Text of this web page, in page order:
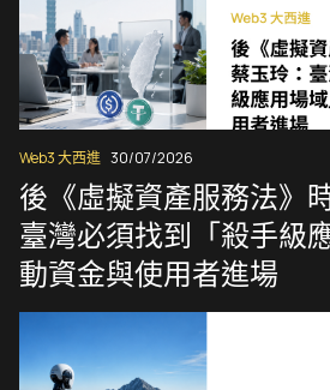
Web3 大西進 30/07/2026
後《虛擬資產服務法》
臺灣必須找到「殺手級
動資金與使用者進場